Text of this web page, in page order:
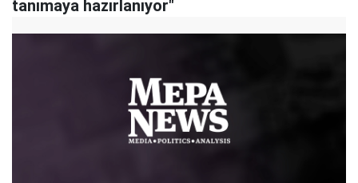
tanımaya hazırlanıyor"